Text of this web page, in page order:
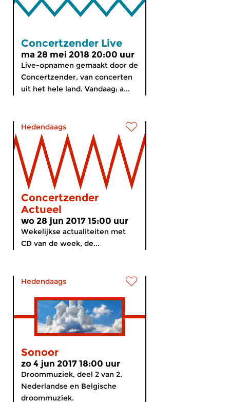
Concertzender Live
ma 28 mei 2018 20:00 uur
Live-opnamen gemaakt door de
Concertzender, van concerten
uit het hele land. Vandaag: a...
Hedendaags
Concertzender
Actueel
wo 28 jun 2017 15:00 uur
Wekelijkse actualiteiten met
CD van de week, de...
Hedendaags
Sonoor
zo 4 jun 2017 18:00 uur
Droommuziek, deel 2 van 2.
Nederlandse en Belgische
droommuziek.